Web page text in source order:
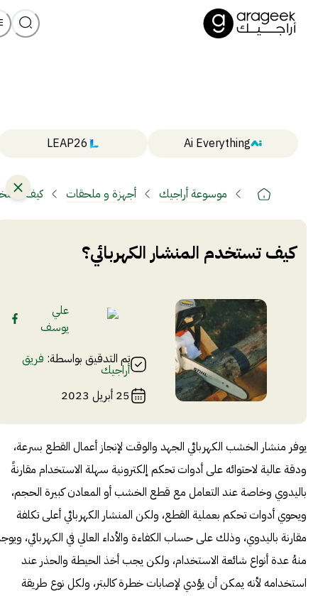
Ai Everything
LEAP26
موسوعة أراجيك أجهزة و ملحقات كيف
كيف تستخدم المنشار الكهربائي؟
علي
يوسف
تم التدقيق بواسطة: فريق
أراجيك
25 أبريل 2023
يوفر منشار الخشب الكهربائي الجهد والوقت لإنجاز أعمال القطع بسرعة،
ودقة عالية لاحتوائه على أدوات تحكم إلكترونية سهلة الاستخدام مقارنةً
باليدوي وخاصة عند التعامل مع قطع الخشب أو المعادن كبيرة الحجم،
ويحوي أدوات تحكم بعملية القطع، ولكن المنشار الكهربائي أعلى تكلفة
مقارنة باليدوي، وذلك على حساب الكفاءة والأداء العالي في الكهربائي،
منهُ عدة أنواع شائعة الاستخدام، ولكن يجب أخذ الحيطة والحذر عند
استخدامه لأنه يمكن أن يؤدي لإصابات خطرة كالبتر، ولكل نوع طريقة